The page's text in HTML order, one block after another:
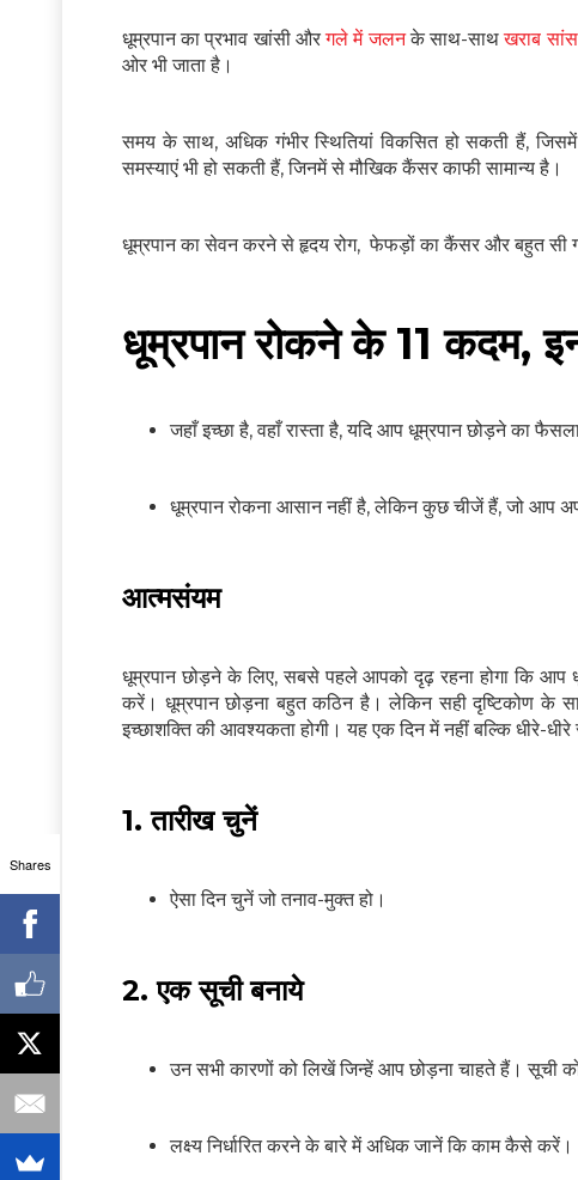
धूम्रपान का प्रभाव खांसी औरगले में जलनके साथ-साथखराब सांस
ओर भी जाता है।
समय के साथ, अधिक गंभीर स्थितियां विकसित हो सकती हैं,
समस्याएं भी हो सकती हैं, जिनमें से मौखिक कैंसर काफी सामान्य है।
धूम्रपान का सेवन करने से हृदय रोग, फेफड़ों का कैंसर और बहुत सी
धूम्रपान रोकने के 11 कदम,
जहाँ इच्छा है, वहाँ रास्ता है, यदि आप धूम्रपान छोड़ने का
धूम्रपान रोकना आसान नहीं है, लेकिन कुछ चीजें हैं, जो आप
आत्मसंयम
धूम्रपान छोड़ने के लिए, सबसे पहले आपको दृढ़ रहना होगा कि आप
करें। धूम्रपान छोड़ना बहुत कठिन है। लेकिन सही दृष्टिकोण
इच्छाशक्ति की आवश्यकता होगी। यह एक दिन में नहीं बल्कि धीरे-धीरे
1. तारीख चुनें
ऐसा दिन चुनें जो तनाव-मुक्त हो।
2. एक सूची बनाये
उन सभी कारणों को लिखें जिन्हें आप छोड़ना चाहते हैं।
लक्ष्य निर्धारित करने के बारे में अधिक जानें कि काम कैसे करें।
Shares